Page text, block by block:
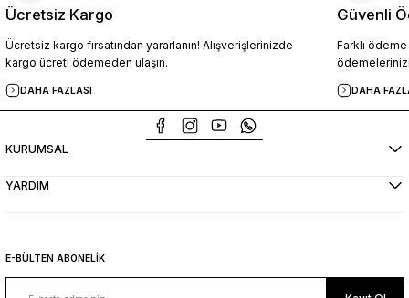
Ücretsiz Kargo
Ücretsiz kargo fırsatından yararlanın! Alışverişlerinizde
kargo ücreti ödemeden ulaşın.
DAHA FAZLASI
Güvenli
Farklı
DAHA
KURUMSAL
YARDIM
E-BÜLTEN ABONELİK